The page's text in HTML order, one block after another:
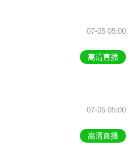
07-05 05:00
高清直播
07-05 05:00
高清直播